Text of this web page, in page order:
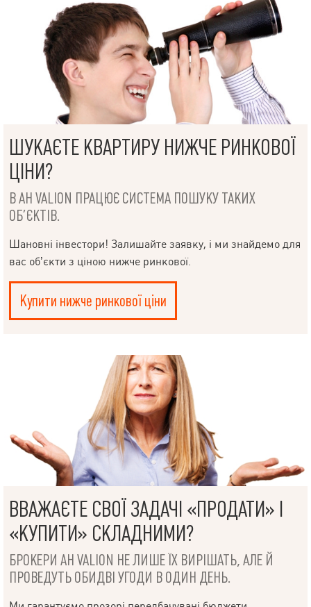
https://www.olx.ua/d/uk/obyavlenie/prodam-svoyu-
dvustoronnyuyu-2-h-ko
ШУКАЄТЕ КВАРТИРУ НИЖЧЕ РИНКОВОЇ
ЦІНИ?
В АН VALION ПРАЦЮЄ СИСТЕМА ПОШУКУ ТАКИХ
ОБ’ЄКТІВ.
Шановні інвестори! Залишайте заявку, і ми знайдемо для
вас об’єкти з ціною нижче ринкової.
Купити нижче ринкової ціни
ВВАЖАЄТЕ СВОЇ ЗАДАЧІ «ПРОДАТИ» І
«КУПИТИ» СКЛАДНИМИ?
БРОКЕРИ АН VALION НЕ ЛИШЕ ЇХ ВИРІШАТЬ, АЛЕ Й
ПРОВЕДУТЬ ОБИДВІ УГОДИ В ОДИН ДЕНЬ.